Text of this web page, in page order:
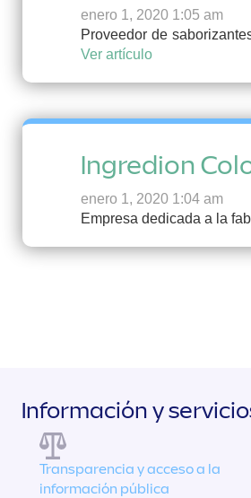
enero 1, 2020 1:05 am
Proveedor de
Ver artículo
Ingredion
enero 1, 2020 1:04 am
Empresa dedicada a la
Información y
Transparencia y acceso a la
información pública